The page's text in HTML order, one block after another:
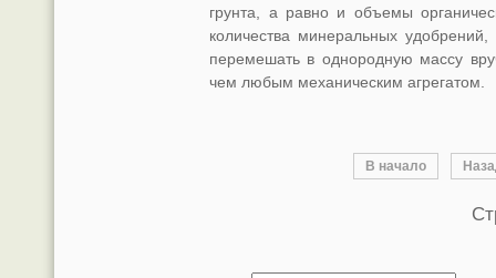
грунта, а равно и объемы
количества минеральных удобрений,
перемешать в однородную массу
чем любым механическим агрегатом.
В начало